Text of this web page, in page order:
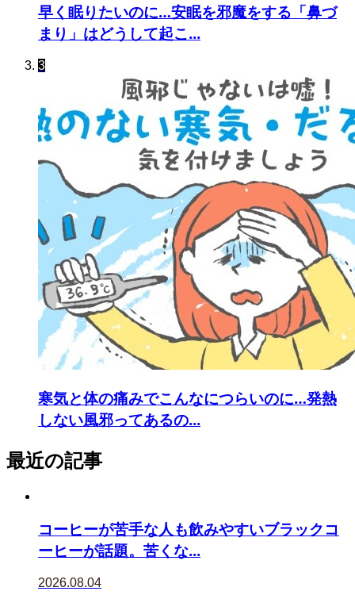
早く眠りたいのに…安眠を邪魔をする「鼻づ
まり」はどうして起こ...
3
寒気と体の痛みでこんなにつらいのに…発熱
しない風邪ってあるの...
最近の記事
コーヒーが苦手な人も飲みやすいブラックコ
ーヒーが話題。苦くな...
2026.08.04